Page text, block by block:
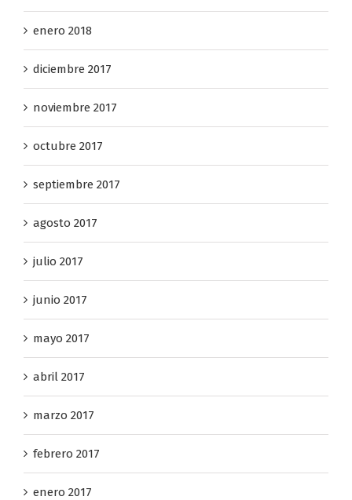
enero 2018
diciembre 2017
noviembre 2017
octubre 2017
septiembre 2017
agosto 2017
julio 2017
junio 2017
mayo 2017
abril 2017
marzo 2017
febrero 2017
enero 2017